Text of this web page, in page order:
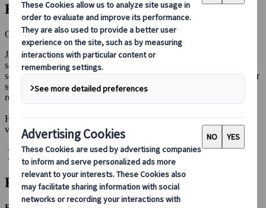
Reisemålets høydepunkter i Japan
Oppdag det beste av Japan - ikoniske steder og skjulte skatter
Japan er et land fullt av kontraster, der eldgamle templer
sameksisterer med moderne underverk, og pulserende storbyer
sømløst blander seg med fredfylt naturskjønnhet. Fra ikoniske steder
som Kyotos historiske distrikter til Tokyos neonlys og Hokkaidos
rolige fjellskjønnhet - mulighetene er uendelige.
Her finner du detaljerte guider til Japans must-see-destinasjoner, fra
verdenskjente landemerker til skjulte perler som vil imponere deg.
Les våre nyeste artikler
Filtre